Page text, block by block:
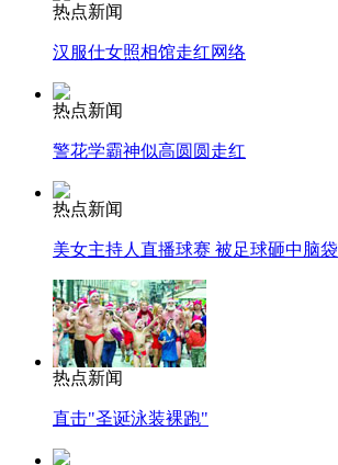
纽约上演“枕头大战”
司机酒驾遇交警 急速倒车逃窜
热点新闻
汉服仕女照相馆走红网络
热点新闻
警花学霸神似高圆圆走红
热点新闻
美女主持人直播球赛 被足球砸中脑袋
热点新闻
直击"圣诞泳装裸跑"